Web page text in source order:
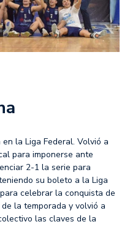
la Liga Federal. Volvió a
para imponerse ante
2-1 la serie para
su boleto a la Liga
celebrar la conquista de
la temporada y volvió a
las claves de la